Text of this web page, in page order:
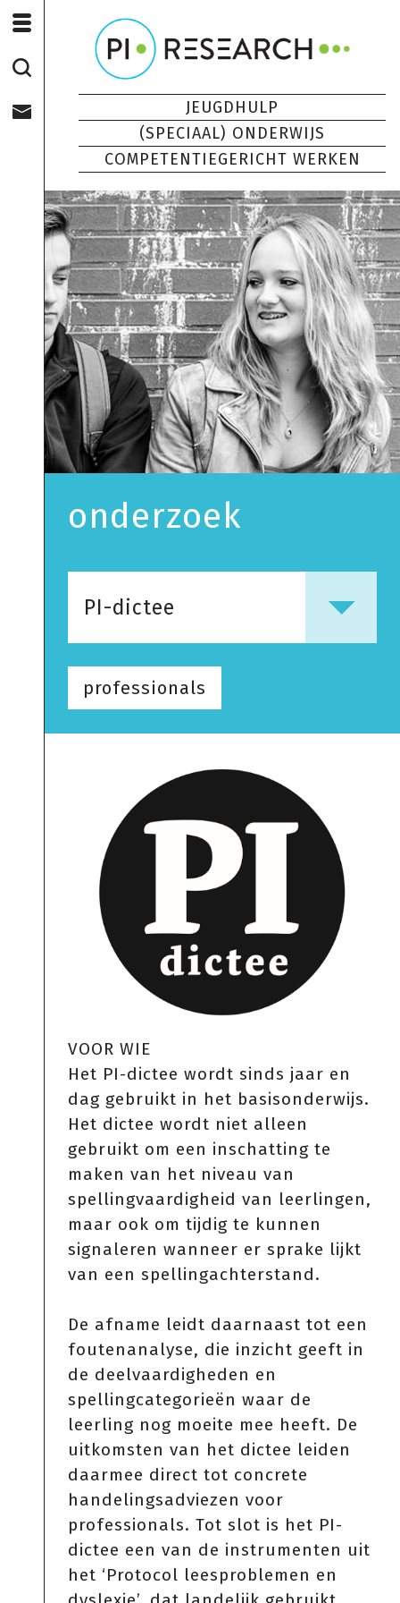
JEUGDHULP
(SPECIAAL) ONDERWIJS
COMPETENTIEGERICHT WERKEN
onderzoek
PI-dictee
professionals
VOOR WIE
Het PI-dictee wordt sinds jaar en
dag gebruikt in het basisonderwijs.
Het dictee wordt niet alleen
gebruikt om een inschatting te
maken van het niveau van
spellingvaardigheid van leerlingen,
maar ook om tijdig te kunnen
signaleren wanneer er sprake lijkt
van een spellingachterstand.
De afname leidt daarnaast tot een
foutenanalyse, die inzicht geeft in
de deelvaardigheden en
spellingcategorieën waar de
leerling nog moeite mee heeft. De
uitkomsten van het dictee leiden
daarmee direct tot concrete
handelingsadviezen voor
professionals. Tot slot is het PI-
dictee een van de instrumenten uit
het ‘Protocol leesproblemen en